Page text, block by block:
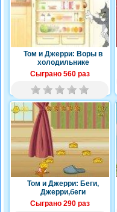
Том и Джерри: Воры в
холодильнике
Сыграно 560 раз
Том и Джерри: Беги,
Джерри,беги
Сыграно 290 раз